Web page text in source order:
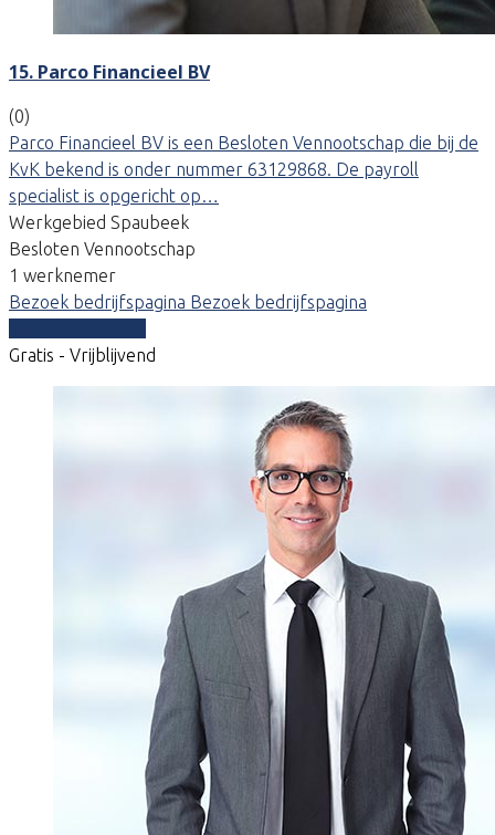
15. Parco Financieel BV
(0)
Parco Financieel BV is een Besloten Vennootschap die bij de
KvK bekend is onder nummer 63129868. De payroll
specialist is opgericht op…
Werkgebied Spaubeek
Besloten Vennootschap
1 werknemer
Bezoek bedrijfspagina Bezoek bedrijfspagina
Gratis - Vrijblijvend